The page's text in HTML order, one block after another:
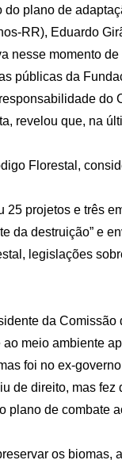
do plano de
RR), Eduardo
nesse momento
públicas da
do
revelou que, na
Florestal,
projetos e três
da destruição” e
legislações
da
meio ambiente
foi no ex-
de direito, mas fez
plano de combate
os